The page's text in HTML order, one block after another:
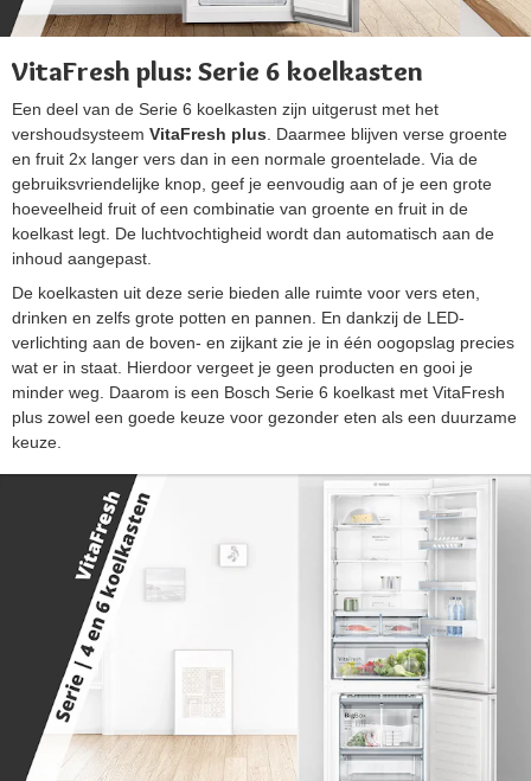
VitaFresh plus: Serie 6 koelkasten
Een deel van de Serie 6 koelkasten zijn uitgerust met het
vershoudsysteem VitaFresh plus . Daarmee blijven verse groente
en fruit 2x langer vers dan in een normale groentelade. Via de
gebruiksvriendelijke knop, geef je eenvoudig aan of je een grote
hoeveelheid fruit of een combinatie van groente en fruit in de
koelkast legt. De luchtvochtigheid wordt dan automatisch aan de
inhoud aangepast.
De koelkasten uit deze serie bieden alle ruimte voor vers eten,
drinken en zelfs grote potten en pannen. En dankzij de LED-
verlichting aan de boven- en zijkant zie je in één oogopslag precies
wat er in staat. Hierdoor vergeet je geen producten en gooi je
minder weg. Daarom is een Bosch Serie 6 koelkast met VitaFresh
plus zowel een goede keuze voor gezonder eten als een duurzame
keuze.